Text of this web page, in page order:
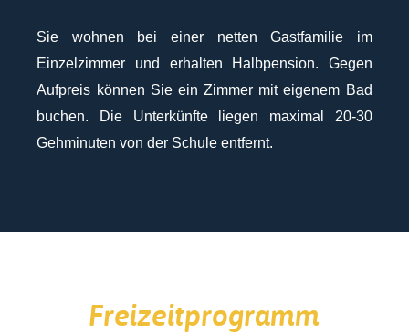
Sie wohnen bei einer netten Gastfamilie im
Einzelzimmer und erhalten Halbpension. Gegen
Aufpreis können Sie ein Zimmer mit eigenem Bad
buchen. Die Unterkünfte liegen maximal 20-30
Gehminuten von der Schule entfernt.
Freizeitprogramm